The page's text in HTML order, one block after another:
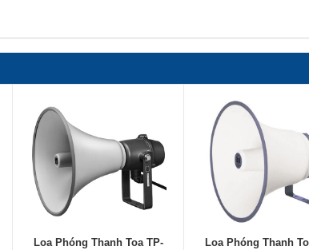
Loa Phóng Thanh Toa TP-
Loa Phóng Thanh